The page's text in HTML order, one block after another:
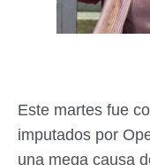
Este martes fue
imputados por
una mega causa